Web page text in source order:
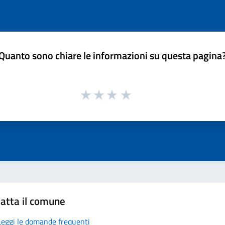
sono chiare le informazioni su questa
il comune
le domande frequenti